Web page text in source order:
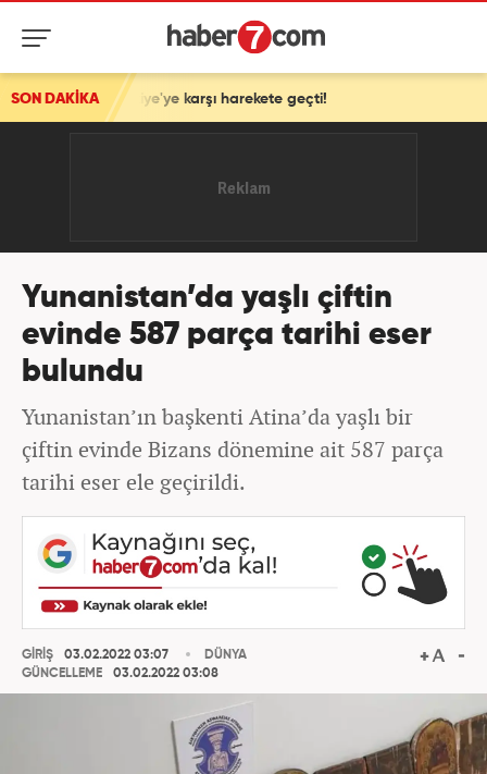
SON DAKİKA
Türkiye'ye karşı harekete geçti!
Yunanistan’da yaşlı çiftin
evinde 587 parça tarihi eser
bulundu
Yunanistan’ın başkenti Atina’da yaşlı bir
çiftin evinde Bizans dönemine ait 587 parça
tarihi eser ele geçirildi.
GİRİŞ
03.02.2022 03:07
GÜNCELLEME
03.02.2022 03:08
DÜNYA